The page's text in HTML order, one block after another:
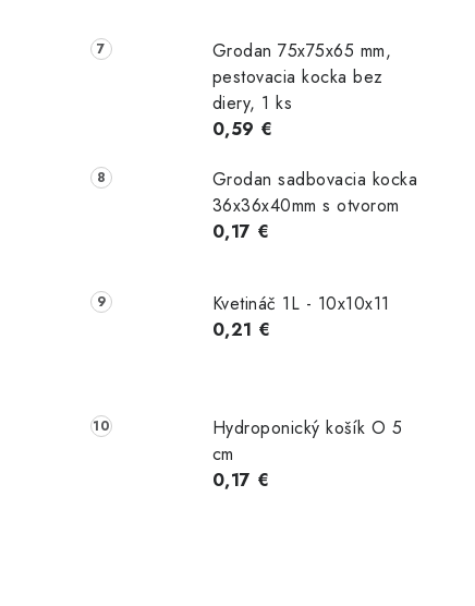
Grodan 75x75x65 mm,
pestovacia kocka bez
diery, 1 ks
0,59 €
Grodan sadbovacia kocka
36x36x40mm s otvorom
0,17 €
Kvetináč 1L - 10x10x11
0,21 €
Hydroponický košík O 5
cm
0,17 €